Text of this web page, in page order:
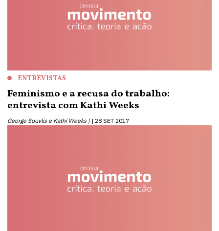
ENTREVISTAS
Feminismo e a recusa do trabalho:
entrevista com Kathi Weeks
George Souvlis e Kathi Weeks | 28 SET 2017